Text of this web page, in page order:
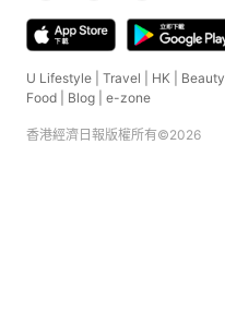
U Lifestyle Travel HK Beauty
Food
Blog e-zone
香港經濟日報版權所有©2026